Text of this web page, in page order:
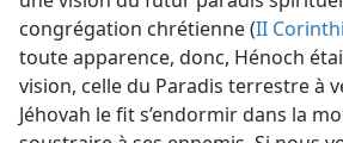
congrégation chrétienne(II
toute apparence, donc, Hénoch
vision, celle du Paradis terrestre à
Jéhovah le fit s’endormir dans la